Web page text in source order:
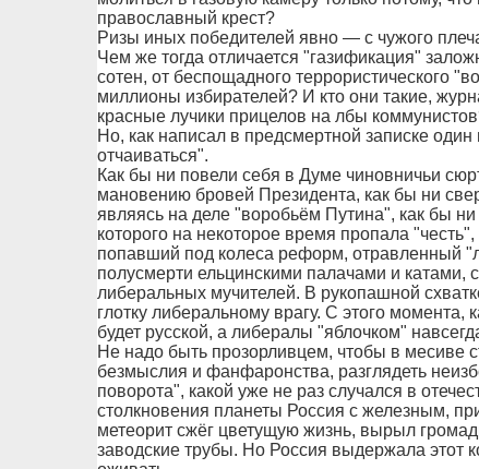
православный крест?
Ризы иных победителей явно — с чужого
Чем же тогда отличается "газификация"
сотен, от беспощадного террористического
миллионы избирателей? И кто они такие,
красные лучики прицелов на лбы
Но, как написал в предсмертной записке
отчаиваться".
Как бы ни повели себя в Думе чиновничьи
мановению бровей Президента, как бы ни
являясь на деле "воробьём Путина", как бы
которого на некоторое время пропала
попавший под колеса реформ, отравленный
полусмерти ельцинскими палачами и
либеральных мучителей. В рукопашной
глотку либеральному врагу. С этого
будет русской, а либералы "яблочком"
Не надо быть прозорливцем, чтобы в месиве
безмыслия и фанфаронства, разглядеть
поворота", какой уже не раз случался в
столкновения планеты Россия с железным,
метеорит сжёг цветущую жизнь, вырыл
заводские трубы. Но Россия выдержала этот